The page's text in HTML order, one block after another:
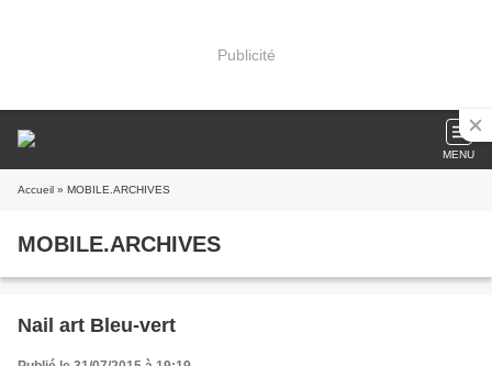
Publicité
MENU
Accueil » MOBILE.ARCHIVES
MOBILE.ARCHIVES
Nail art Bleu-vert